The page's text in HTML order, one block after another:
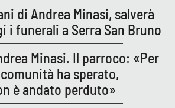
insieme
di Andrea Minasi, salverà
i funerali a Serra San Bruno
Minasi. Il parroco: «Per
ha sperato,
è andato perduto»